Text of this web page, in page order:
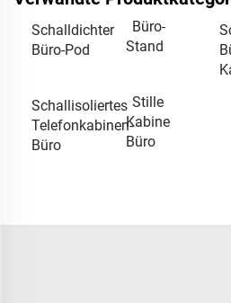
Schalldichter
Büro-Pod
Büro-
Stand
Schallisoliertes
Telefonkabinen-
Büro
Stille
Kabine
Büro